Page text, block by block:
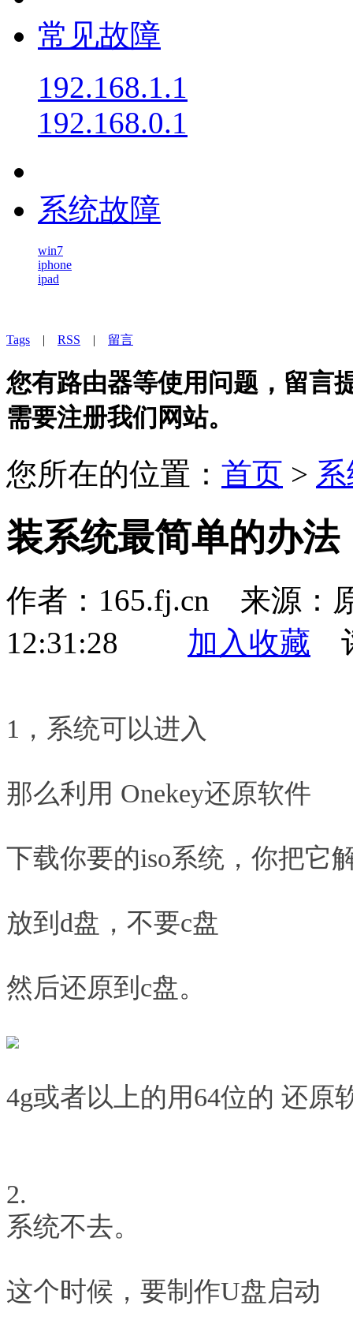
常见故障
192.168.1.1
192.168.0.1
系统故障
win7
iphone
ipad
Tags | RSS | 留言
您有路由器等使用问题，留言
需要注册我们网站。
您所在的位置： 首页 >
装系统最简单的办法
作者：165.fj.cn 来源：
12:31:28 加入收藏
1，系统可以进入
那么利用 Onekey还原软件
下载你要的iso系统，你把它
放到d盘，不要c盘
然后还原到c盘。
4g或者以上的用64位的 还原
2.
系统不去。
这个时候，要制作U盘启动